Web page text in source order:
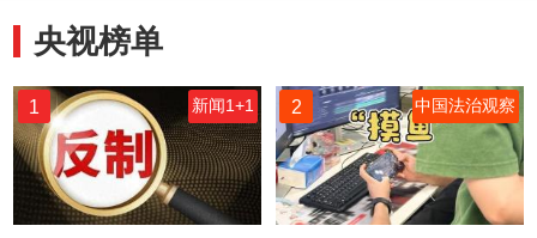
央视榜单
1 新闻1+1 2 中国法治观察